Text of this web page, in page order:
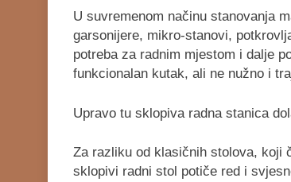
U suvremenom načinu stanovanja
garsonijere, mikro-stanovi,
potreba za radnim mjestom i dalje
funkcionalan kutak, ali ne nužno i
Upravo tu sklopiva radna stanica
Za razliku od klasičnih stolova, koji
sklopivi radni stol potiče red i